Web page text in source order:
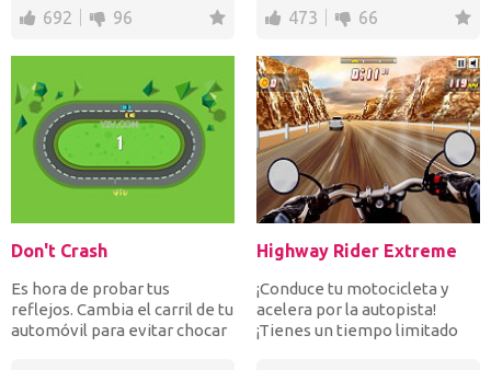
692 96 473 66
Don't Crash
Es hora de probar tus
reflejos. Cambia el carril de tu
automóvil para evitar chocar
Highway Rider Extreme
¡Conduce tu motocicleta y
acelera por la autopista!
¡Tienes un tiempo limitado